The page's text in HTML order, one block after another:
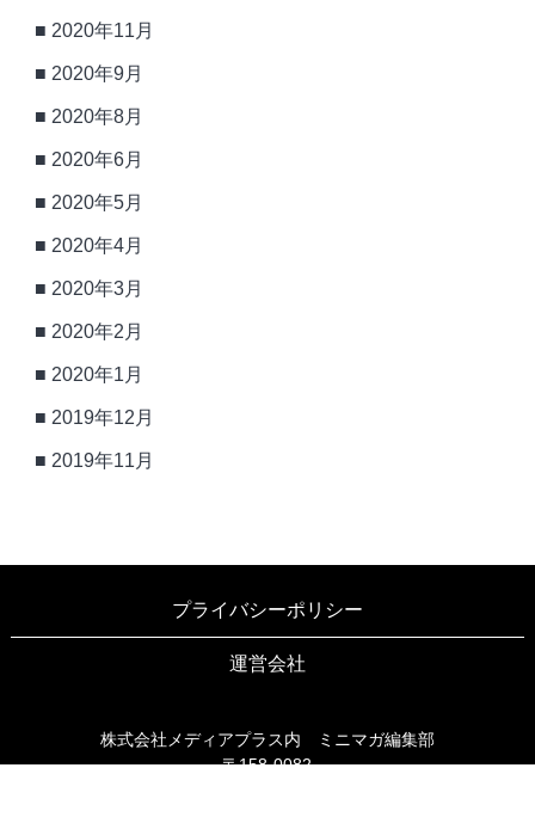
2020年11月
2020年9月
2020年8月
2020年6月
2020年5月
2020年4月
2020年3月
2020年2月
2020年1月
2019年12月
2019年11月
プライバシーポリシー
運営会社
株式会社メディアプラス内 ミニマガ編集部
〒158-0082